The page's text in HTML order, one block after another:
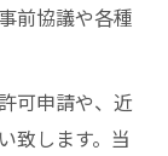
前協議や各種
可申請や、近
致します。当